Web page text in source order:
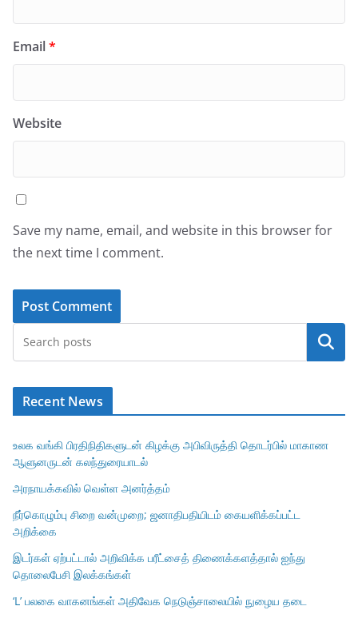
Email*
Website
Save my name, email, and website in this browser for
the next time I comment.
Search
Recent News
உலக வங்கி பிரதிநிதிகளுடன் கிழக்கு அபிவிருத்தி தொடர்பில் மாகாண
ஆளுனருடன் கலந்துரையாடல்
அரநாயக்கவில் வெள்ள அனர்த்தம்
நீர்கொழும்பு சிறை வன்முறை; ஜனாதிபதியிடம் கையளிக்கப்பட்ட
அறிக்கை
இடர்கள் ஏற்பட்டால் அறிவிக்க பரீட்சைத் திணைக்களத்தால் ஐந்து
தொலைபேசி இலக்கங்கள்
‘L’ பலகை வாகனங்கள் அதிவேக நெடுஞ்சாலையில் நுழைய தடை